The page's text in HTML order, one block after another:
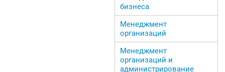
бизнеса
Менеджмент
организаций
Менеджмент
организаций и
администрирование